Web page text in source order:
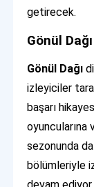
getirecek.
Gönül
Gönül Dağı
izleyiciler
başarı
oyuncularına
sezonunda
bölümleriyle
devam ediyor.